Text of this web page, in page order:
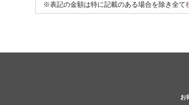
※表記の金額は特に記載のある場合を除き全て
お